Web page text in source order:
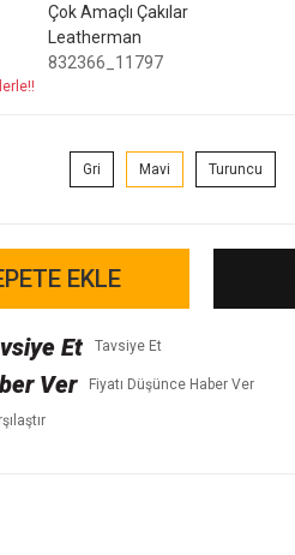
Çok Amaçlı Çakılar
Leatherman
832366_11797
Gri Mavi Turuncu
EKLE
Tavsiye Et
Fiyatı Düşünce Haber Ver